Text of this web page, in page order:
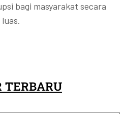
bagi masyarakat secara
luas.
TERBARU